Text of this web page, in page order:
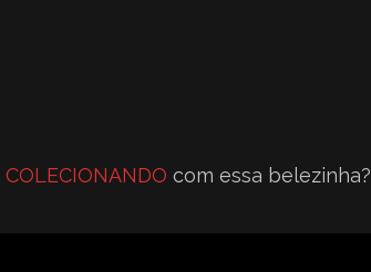
COLECIONANDO com essa belezinha?